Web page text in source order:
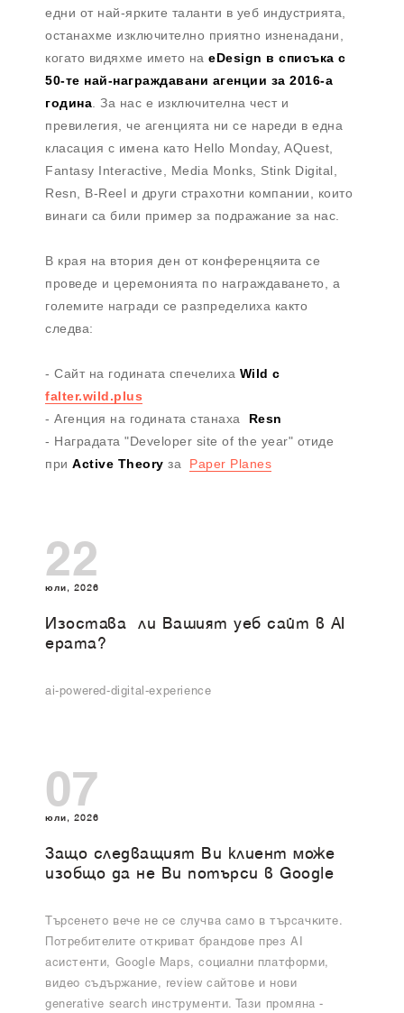
едни от най-ярките таланти в уеб индустрията,
останахме изключително приятно изненадани,
когато видяхме името на eDesign в списъка с
50-те най-награждавани агенции за 2016-а
година . За нас е изключителна чест и
превилегия, че агенцията ни се нареди в една
класация с имена като Hello Monday, AQuest,
Fantasy Interactive, Media Monks, Stink Digital,
Resn, B-Reel и други страхотни компании, които
винаги са били пример за подражание за нас.
В края на втория ден от конференцяита се
проведе и церемонията по награждаването, а
големите награди се разпределиха както
следва:
- Сайт на годината спечелиха Wild с
falter.wild.plus
- Агенция на годината станаха Resn
- Наградата "Developer site of the year" отиде
при Active Theory за Paper Planes
22
юли, 2026
Изоставa ли Вашият уеб сайт в AI
ерата?
ai-powered-digital-experience
07
юли, 2026
Защо следващият Ви клиент може
изобщо да не Ви потърси в Google
Търсенето вече не се случва само в търсачките.
Потребителите откриват брандове през AI
асистенти, Google Maps, социални платформи,
видео съдържание, review сайтове и нови
generative search инструменти. Тази промяна -